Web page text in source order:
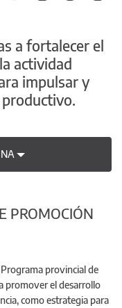
a fortalecer el
actividad
impulsar y
PROMOCIÓN
provincial de
promover el desarrollo
como estrategia para